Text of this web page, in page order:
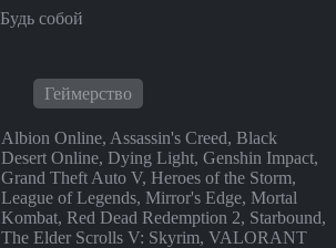
Будь собой
Геймерство
Albion Online, Assassin's Creed, Black
Desert Online, Dying Light, Genshin Impact,
Grand Theft Auto V, Heroes of the Storm,
League of Legends, Mirror's Edge, Mortal
Kombat, Red Dead Redemption 2, Starbound,
The Elder Scrolls V: Skyrim, VALORANT